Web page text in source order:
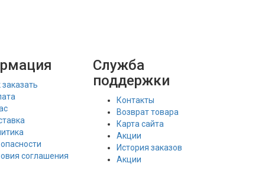
заказать
соглашения
Служба
поддержки
Контакты
Возврат товара
Карта сайта
Акции
История заказов
Акции